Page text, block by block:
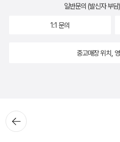
뒤로가
기
일반문의 (발신자 부담)
1:1 문의
중고매장 위치,